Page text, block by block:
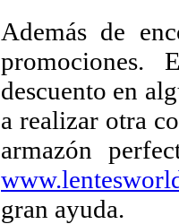
Además de
promociones.
descuento en
a realizar otra
armazón
gran ayuda.